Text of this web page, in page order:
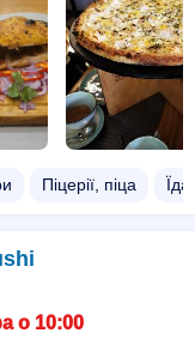
Піцерії, піца
о 10:00